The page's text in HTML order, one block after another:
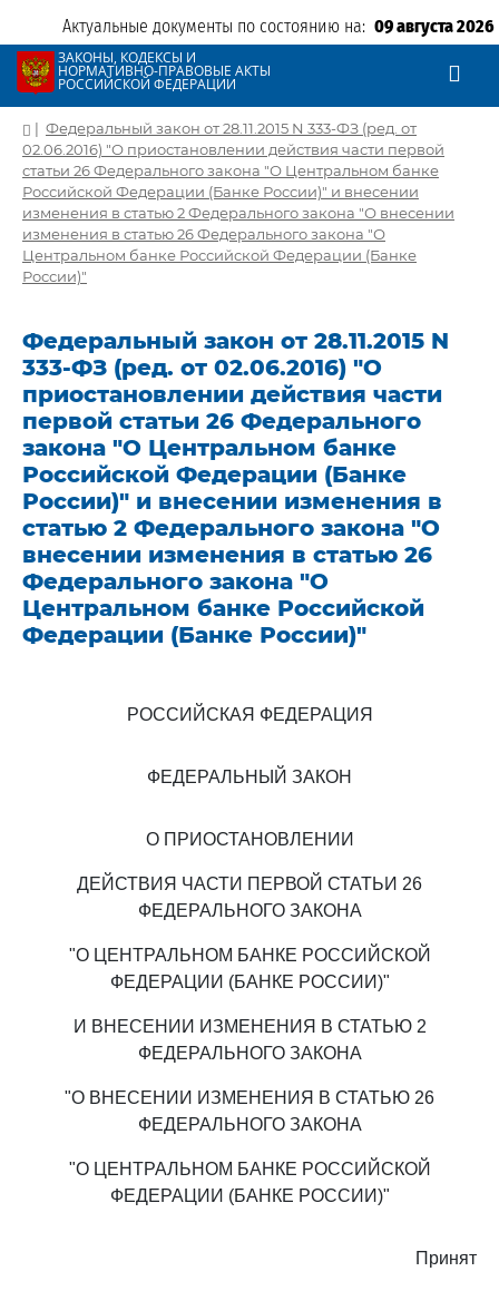
Актуальные документы по состоянию на: 09 августа 2026
ЗАКОНЫ, КОДЕКСЫ И
НОРМАТИВНО-ПРАВОВЫЕ АКТЫ
РОССИЙСКОЙ ФЕДЕРАЦИИ
| Федеральный закон от 28.11.2015 N 333-ФЗ (ред. от
02.06.2016) "О приостановлении действия части первой
статьи 26 Федерального закона "О Центральном банке
Российской Федерации (Банке России)" и внесении
изменения в статью 2 Федерального закона "О внесении
изменения в статью 26 Федерального закона "О
Центральном банке Российской Федерации (Банке
России)"
Федеральный закон от 28.11.2015 N
333-ФЗ (ред. от 02.06.2016) "О
приостановлении действия части
первой статьи 26 Федерального
закона "О Центральном банке
Российской Федерации (Банке
России)" и внесении изменения в
статью 2 Федерального закона "О
внесении изменения в статью 26
Федерального закона "О
Центральном банке Российской
Федерации (Банке России)"
РОССИЙСКАЯ ФЕДЕРАЦИЯ
ФЕДЕРАЛЬНЫЙ ЗАКОН
О ПРИОСТАНОВЛЕНИИ
ДЕЙСТВИЯ ЧАСТИ ПЕРВОЙ СТАТЬИ 26
ФЕДЕРАЛЬНОГО ЗАКОНА
"О ЦЕНТРАЛЬНОМ БАНКЕ РОССИЙСКОЙ
ФЕДЕРАЦИИ (БАНКЕ РОССИИ)"
И ВНЕСЕНИИ ИЗМЕНЕНИЯ В СТАТЬЮ 2
ФЕДЕРАЛЬНОГО ЗАКОНА
"О ВНЕСЕНИИ ИЗМЕНЕНИЯ В СТАТЬЮ 26
ФЕДЕРАЛЬНОГО ЗАКОНА
"О ЦЕНТРАЛЬНОМ БАНКЕ РОССИЙСКОЙ
ФЕДЕРАЦИИ (БАНКЕ РОССИИ)"
Принят